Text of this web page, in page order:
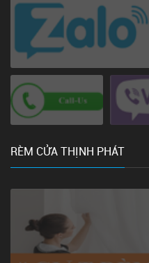
RÈM CỬA THỊNH PHÁT